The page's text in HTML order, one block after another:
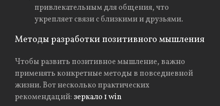
привлекательным для общения, что
укрепляет связи с близкими и друзьями.
Методы разработки позитивного мышления
Чтобы развить позитивное мышление, важно
применять конкретные методы в повседневной
жизни. Вот несколько практических
рекомендаций:зеркало 1 win